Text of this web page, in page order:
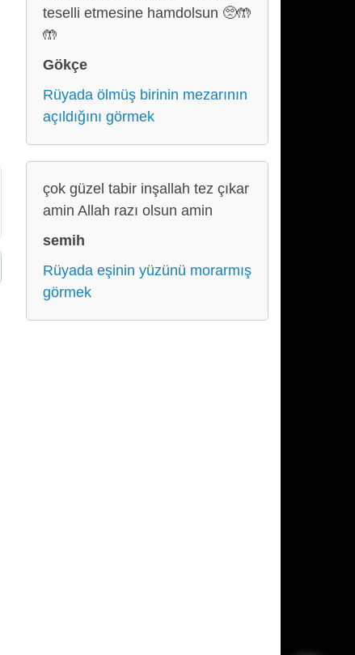
teselli etmesine hamdolsun 🥺🤲
🤲
Gökçe
Rüyada ölmüş birinin mezarının
açıldığını görmek
çok güzel tabir inşallah tez çıkar
amin Allah razı olsun amin
semih
Rüyada eşinin yüzünü morarmış
görmek